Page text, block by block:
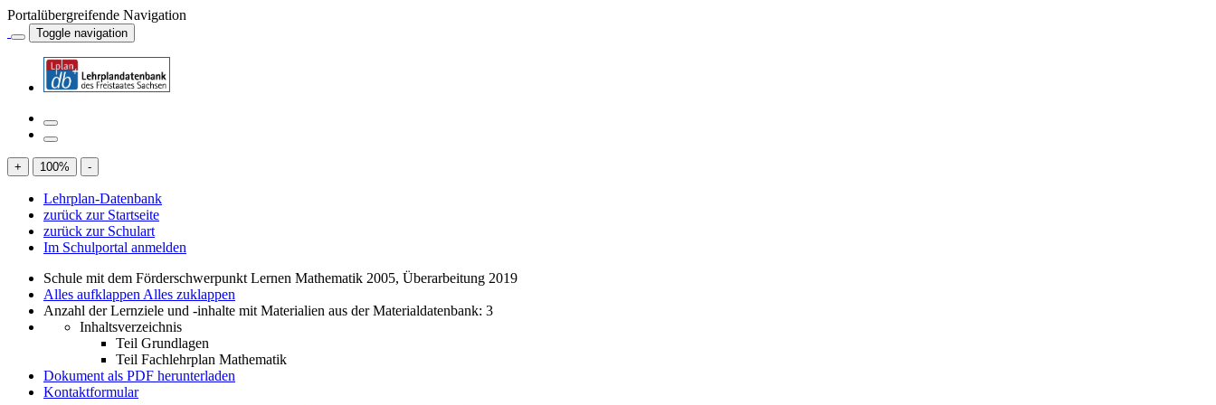
Portalübergreifende Navigation
Toggle navigation
+ 100% -
Lehrplan-Datenbank
zurück zur Startseite
zurück zur Schulart
Im Schulportal anmelden
Schule mit dem Förderschwerpunkt Lernen Mathematik 2005, Überarbeitung 2019
Alles aufklappen Alles zuklappen
Anzahl der Lernziele und -inhalte mit Materialien aus der Materialdatenbank: 3
Inhaltsverzeichnis
Teil Grundlagen
Teil Fachlehrplan Mathematik
Dokument als PDF herunterladen
Kontaktformular